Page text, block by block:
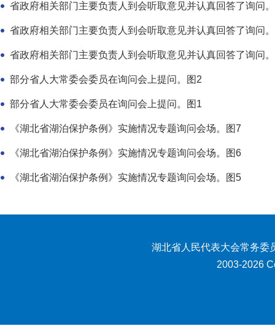
省政府相关部门主要负责人到会听取意见并认真回答了询问
省政府相关部门主要负责人到会听取意见并认真回答了询问
省政府相关部门主要负责人到会听取意见并认真回答了询问
部分省人大常委会委员在询问会上提问。图2
部分省人大常委会委员在询问会上提问。图1
《湖北省湖泊保护条例》实施情况专题询问会场。图7
《湖北省湖泊保护条例》实施情况专题询问会场。图6
《湖北省湖泊保护条例》实施情况专题询问会场。图5
湖北省人民代表大会常务委
2003-2026